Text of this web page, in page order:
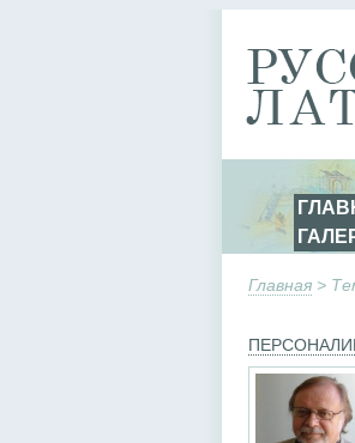
Главная >